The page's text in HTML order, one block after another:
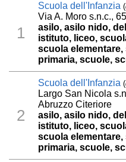
1
Scuola dell'Infanzia (
Via A. Moro s.n.c.,
asilo, asilo nido,
istituto, liceo,
scuola
primaria, scuole,
2
Scuola dell'Infanzia (
Largo San Nicola
Abruzzo Citeriore
asilo, asilo nido,
istituto, liceo,
scuola
primaria, scuole,